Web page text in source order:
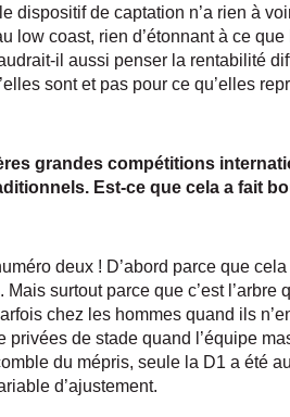
dispositif de captation n’a rien à
low coast, rien d’étonnant à ce
il aussi penser la rentabilité
sont et pas pour ce qu’elles
grandes compétitions
Est-ce que cela a fait
deux ! D’abord parce que
Mais surtout parce que c’est
chez les hommes quand ils
privées de stade quand l’équipe
du mépris, seule la D1 a été
d’ajustement.